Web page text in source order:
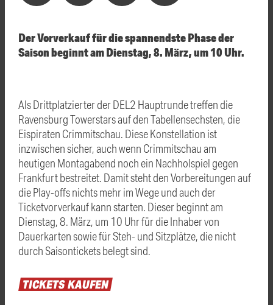
Der Vorverkauf für die spannendste Phase der
Saison beginnt am Dienstag, 8. März, um 10 Uhr.
Als Drittplatzierter der DEL2 Hauptrunde treffen die
Ravensburg Towerstars auf den Tabellensechsten, die
Eispiraten Crimmitschau. Diese Konstellation ist
inzwischen sicher, auch wenn Crimmitschau am
heutigen Montagabend noch ein Nachholspiel gegen
Frankfurt bestreitet. Damit steht den Vorbereitungen auf
die Play-offs nichts mehr im Wege und auch der
Ticketvorverkauf kann starten. Dieser beginnt am
Dienstag, 8. März, um 10 Uhr für die Inhaber von
Dauerkarten sowie für Steh- und Sitzplätze, die nicht
durch Saisontickets belegt sind.
TICKETSKAUFEN